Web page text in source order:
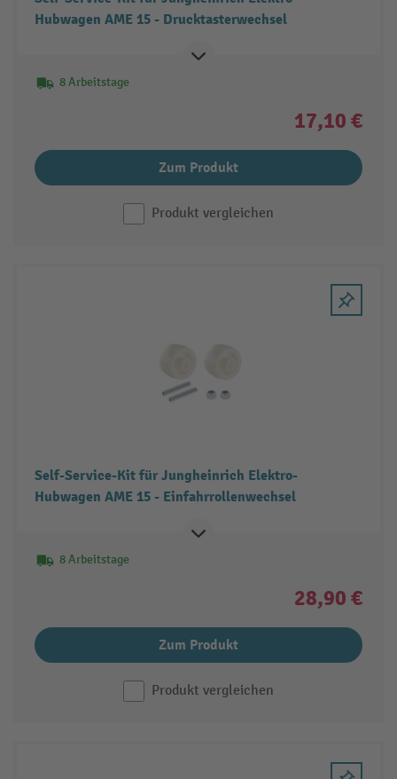
Hubwagen AME 15 - Drucktasterwechsel
8 Arbeitstage
17,10 €
Zum Produkt
Produkt vergleichen
Self-Service-Kit für Jungheinrich Elektro-
Hubwagen AME 15 - Einfahrrollenwechsel
8 Arbeitstage
28,90 €
Zum Produkt
Produkt vergleichen